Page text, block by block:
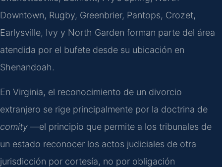
Downtown, Rugby, Greenbrier, Pantops, Crozet,
Earlysville, Ivy y North Garden forman parte del área
atendida por el bufete desde su ubicación en
Shenandoah.
En Virginia, el reconocimiento de un divorcio
extranjero se rige principalmente por la doctrina de
comity —el principio que permite a los tribunales de
un estado reconocer los actos judiciales de otra
jurisdicción por cortesía, no por obligación